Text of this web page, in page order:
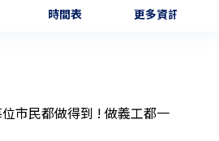
時間表 更多資訊
市民都做得到 ! 做義工都一